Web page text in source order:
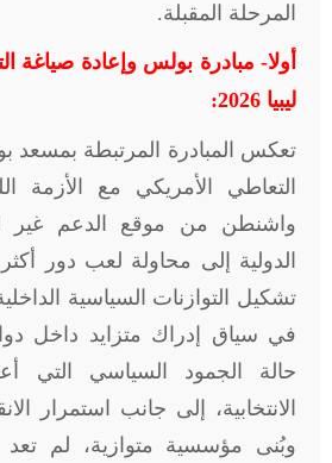
المرحلة المقبلة.
أولا- مبادرة بولس وإعادة صياغة
ليبيا 2026
:
تعكس المبادرة المرتبطة بمسعد
التعاطي الأمريكي مع الأزمة
واشنطن من موقع الدعم غير
الدولية إلى محاولة لعب دور
تشكيل التوازنات السياسية
في سياق إدراك متزايد داخل
حالة الجمود السياسي التي
الانتخابية، إلى جانب استمرار
وبُنى مؤسسية متوازية، لم تعد